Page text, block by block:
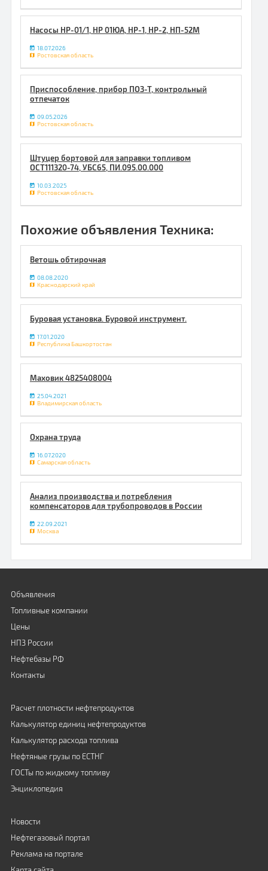
Насосы НР-01/1, НР 01ЮА, НР-1, НР-2, НП-52М
18.07.2026
Ростовская область
Приспособление, прибор ПОЗ-Т, контрольный
отпечаток
09.05.2026
Ростовская область
Штуцер бортовой для заправки топливом
ОСТ111320-74, УБС65, ПИ.095.00.000
10.03.2025
Ростовская область
Похожие объявления Техника:
Ветошь обтирочная
08.08.2020
Краснодарский край
Буровая установка. Буровой инструмент.
17.01.2020
Республика Башкортостан
Маховик 4825408004
25.04.2021
Владимирская область
Охрана труда
16.07.2020
Самарская область
Анализ производства и потребления
компенсаторов для трубопроводов в России
22.09.2021
Москва
Объявления
Топливные компании
Цены
НПЗ России
Нефтебазы РФ
Контакты
Расчет плотности нефтепродуктов
Калькулятор единиц нефтепродуктов
Калькулятор расхода топлива
Нефтяные грузы по ЕСТНГ
ГОСТы по жидкому топливу
Энциклопедия
Новости
Нефтегазовый портал
Реклама на портале